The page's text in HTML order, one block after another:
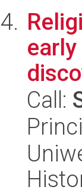
Call: